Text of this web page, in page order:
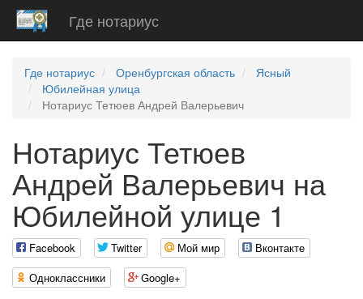
Где нотариус
Где нотариус Оренбургская область
Ясный
Юбилейная улица
Нотариус Тетюев Андрей Валерьевич
Нотариус Тетюев
Андрей Валерьевич на
Юбилейной улице 1
Facebook Twitter Мой мир
Вконтакте
Одноклассники
Google+